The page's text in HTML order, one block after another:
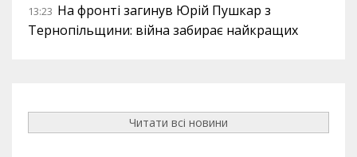
13:23 На фронті загинув Юрій Пушкар з
Тернопільщини: війна забирає найкращих
Читати всі новини